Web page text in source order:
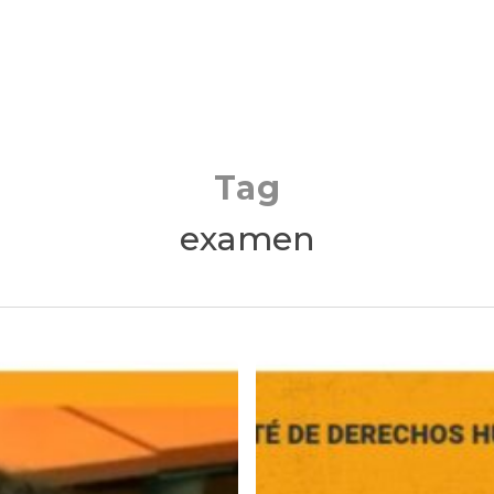
Tag
examen
ONG
Alertamos
ONU